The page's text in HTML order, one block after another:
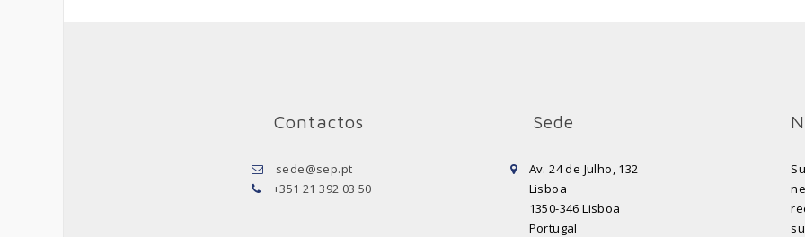
Contactos
sede@sep.pt
+351 21 392 03 50
Sede
Av. 24 de Julho, 132
Lisboa
1350-346 Lisboa
Portugal